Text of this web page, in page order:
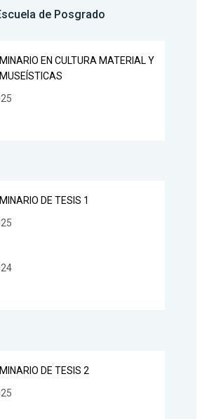
de Posgrado
EN CULTURA MATERIAL Y
DE TESIS 1
DE TESIS 2